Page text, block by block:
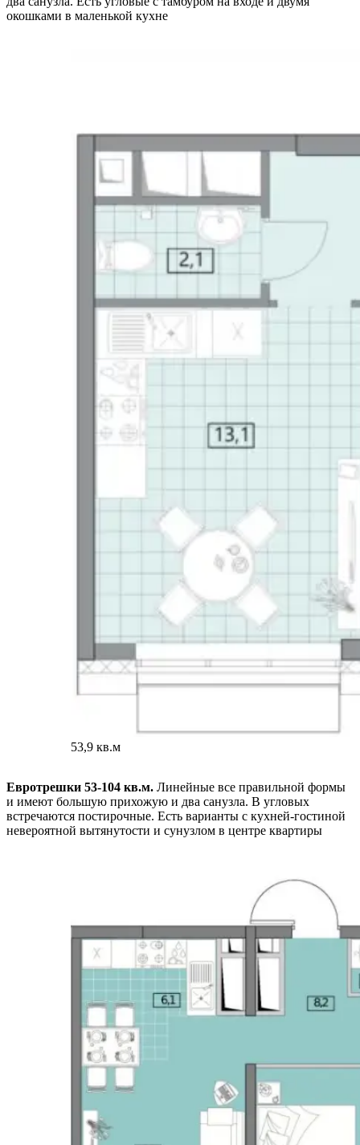
окошками в маленькой кухне
53,9 кв.м
Евротрешки 53-104 кв.м. Линейные все правильной формы
и имеют большую прихожую и два санузла. В угловых
встречаются постирочные. Есть варианты с кухней-гостиной
невероятной вытянутости и сунузлом в центре квартиры